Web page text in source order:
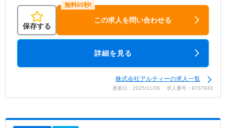
保存する
この求人を問い合わせる
詳細を見る
株式会社アルティーの求人一覧
更新日：2025/11/28 求人番号：9737933